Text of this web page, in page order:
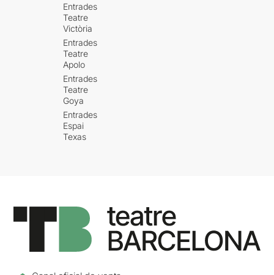
Entrades
Teatre
Victòria
Entrades
Teatre
Apolo
Entrades
Teatre
Goya
Entrades
Espai
Texas